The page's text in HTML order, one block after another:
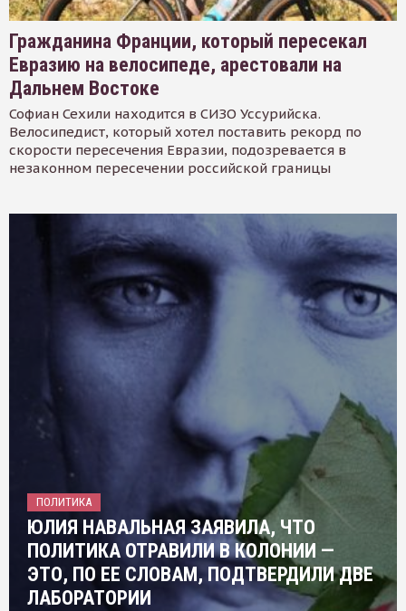
Гражданина Франции, который пересекал
Евразию на велосипеде, арестовали на
Дальнем Востоке
Софиан Сехили находится в СИЗО Уссурийска.
Велосипедист, который хотел поставить рекорд по
скорости пересечения Евразии, подозревается в
незаконном пересечении российской границы
ПОЛИТИКА
ЮЛИЯ НАВАЛЬНАЯ ЗАЯВИЛА, ЧТО
ПОЛИТИКА ОТРАВИЛИ В КОЛОНИИ —
ЭТО, ПО ЕЕ СЛОВАМ, ПОДТВЕРДИЛИ ДВЕ
ЛАБОРАТОРИИ